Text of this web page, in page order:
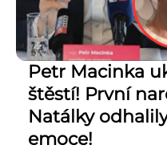
Petr Macinka
štěstí! První
Natálky
emoce!